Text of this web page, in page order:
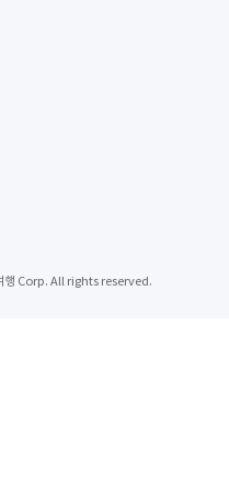
행 Corp. All rights reserved.